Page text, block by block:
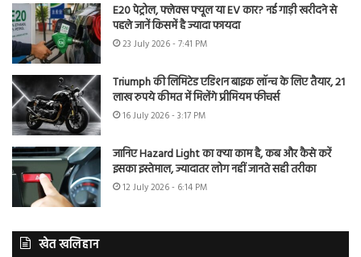
E20 पेट्रोल, फ्लेक्स फ्यूल या EV कार? नई गाड़ी खरीदने से
पहले जानें किसमें है ज्यादा फायदा
23 July 2026 - 7:41 PM
Triumph की लिमिटेड एडिशन बाइक लॉन्च के लिए तैयार, 21
लाख रुपये कीमत में मिलेंगे प्रीमियम फीचर्स
16 July 2026 - 3:17 PM
जानिए Hazard Light का क्या काम है, कब और कैसे करें
इसका इस्तेमाल, ज्यादातर लोग नहीं जानते सही तरीका
12 July 2026 - 6:14 PM
खेत खलिहान